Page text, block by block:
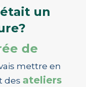
un
de
mettre en
des ateliers